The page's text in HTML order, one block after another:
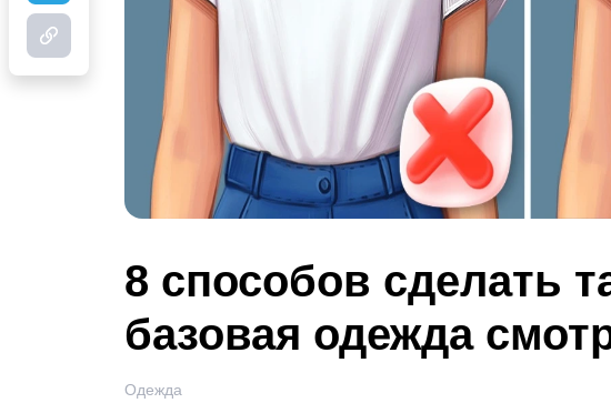
8 способов сделать
базовая одежда
Одежда